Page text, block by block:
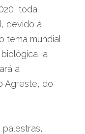
toda
devido à
tema mundial
a
a
Agreste, do